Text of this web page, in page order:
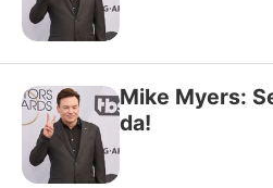
Mike Myers:
da!